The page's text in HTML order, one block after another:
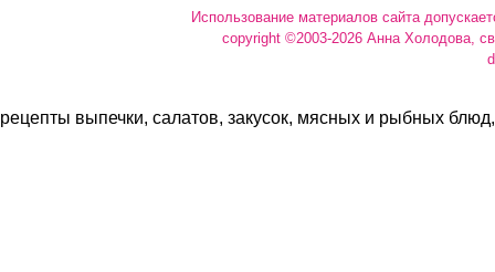
Использование материалов сайта
copyright ©2003-2026 Анна Холодова,
рецепты выпечки, салатов, закусок, мясных и рыбных